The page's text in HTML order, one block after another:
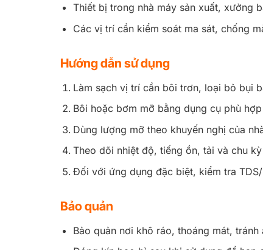
Thiết bị trong nhà máy sản xuất, xưởng
Các vị trí cần kiểm soát ma sát, chống
Hướng dẫn sử dụng
Làm sạch vị trí cần bôi trơn, loại bỏ bụi
Bôi hoặc bơm mỡ bằng dụng cụ phù
Dùng lượng mỡ theo khuyến nghị của
Theo dõi nhiệt độ, tiếng ồn, tải và chu
Đối với ứng dụng đặc biệt, kiểm tra
Bảo quản
Bảo quản nơi khô ráo, thoáng mát,